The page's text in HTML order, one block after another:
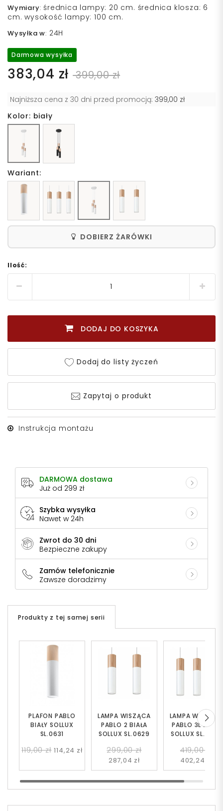
Wymiary: średnica lampy: 20 cm. średnica klosza: 6
cm. wysokość lampy: 100 cm.
Wysyłka w: 24H
Darmowa wysyłka
383,04 zł 399,00 zł
Najniższa cena z 30 dni przed promocją: 399,00 zł
Kolor: biały
Wariant:
DOBIERZ ŻARÓWKI
Ilość:
DODAJ DO KOSZYKA
Dodaj do listy życzeń
Zapytaj o produkt
Instrukcja montażu
DARMOWA dostawa
Już od 299 zł
Szybka wysyłka
Nawet w 24h
Zwrot do 30 dni
Bezpieczne zakupy
Zamów telefonicznie
Zawsze doradzimy
Produkty z tej samej serii
PLAFON PABLO
BIAŁY SOLLUX
SL.0631
119,00 zł 114,24 zł
LAMPA WISZĄCA
PABLO 2 BIAŁA
SOLLUX SL.0629
299,00 zł
287,04 zł
LAMPA WISZĄCA
PABLO 3L BIAŁA
SOLLUX SL.0630
419,00 zł
402,24 zł